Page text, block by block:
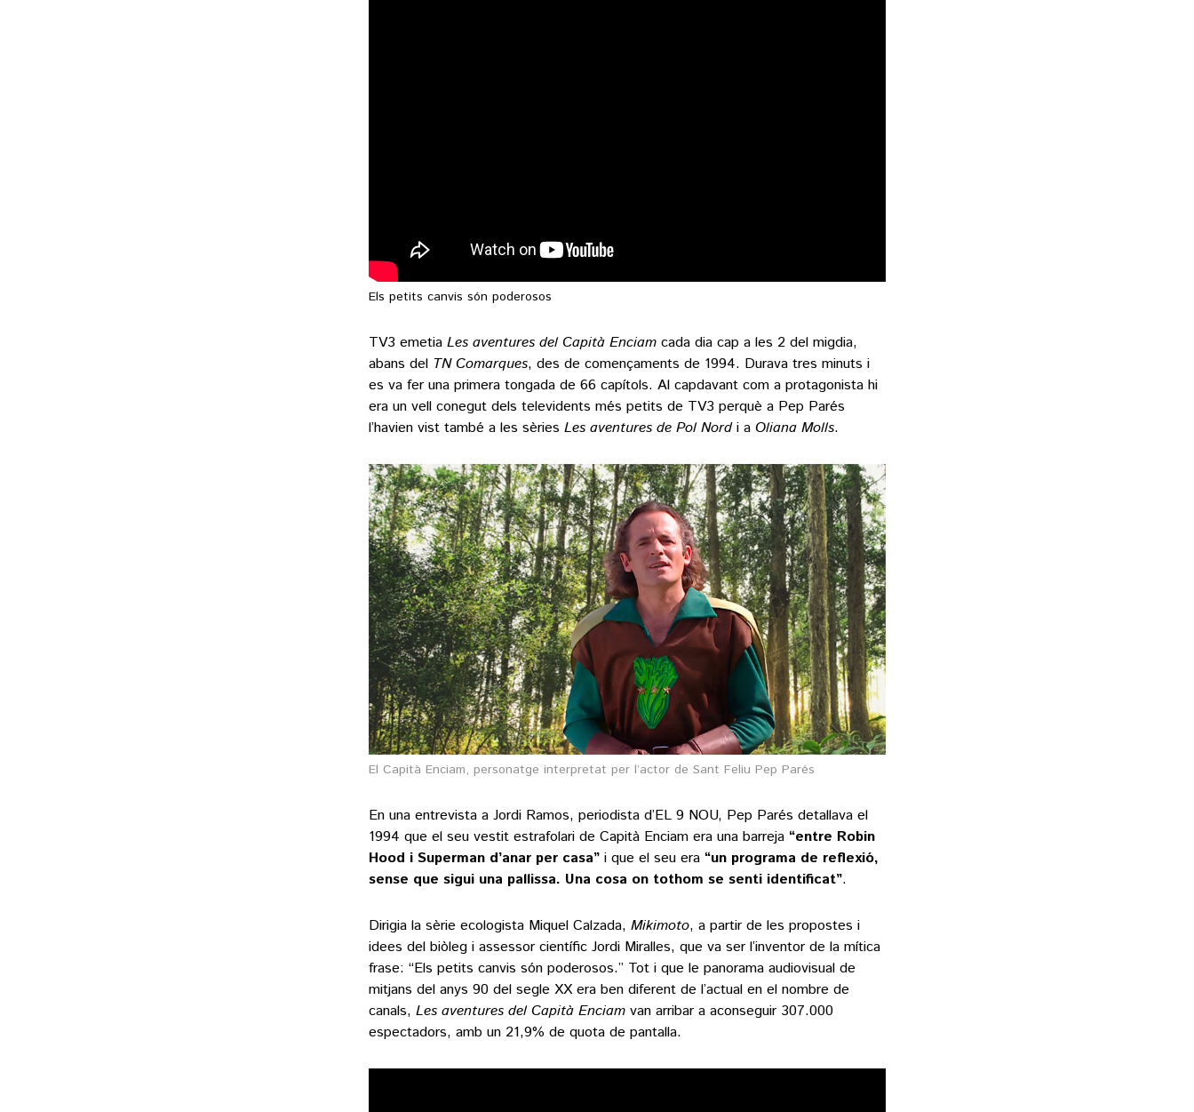
Els petits canvis són poderosos
TV3 emetia Les aventures del Capità Enciamcada dia cap a les 2 del migdia,
abans del TN Comarques, des de començaments de 1994. Durava tres minuts i
es va fer una primera tongada de 66 capítols. Al capdavant com a protagonista hi
era un vell conegut dels televidents més petits de TV3 perquè a Pep Parés
l’havien vist també a les sèries Les aventures de Pol Nordi a Oliana Molls.
El Capità Enciam, personatge interpretat per l’actor de Sant Feliu Pep Parés
En una entrevista a Jordi Ramos, periodista d’EL 9 NOU, Pep Parés detallava el
1994 que el seu vestit estrafolari de Capità Enciam era una barreja “entre Robin
Hood i Superman d’anar per casa” i que el seu era “un programa de reflexió,
sense que sigui una pallissa. Una cosa on tothom se senti identificat”.
Dirigia la sèrie ecologista Miquel Calzada, Mikimoto, a partir de les propostes i
idees del biòleg i assessor científic Jordi Miralles, que va ser l’inventor de la mítica
frase: “Els petits canvis són poderosos.” Tot i que le panorama audiovisual de
mitjans del anys 90 del segle XX era ben diferent de l’actual en el nombre de
canals, Les aventures del Capità Enciamvan arribar a aconseguir 307.000
espectadors, amb un 21,9% de quota de pantalla.